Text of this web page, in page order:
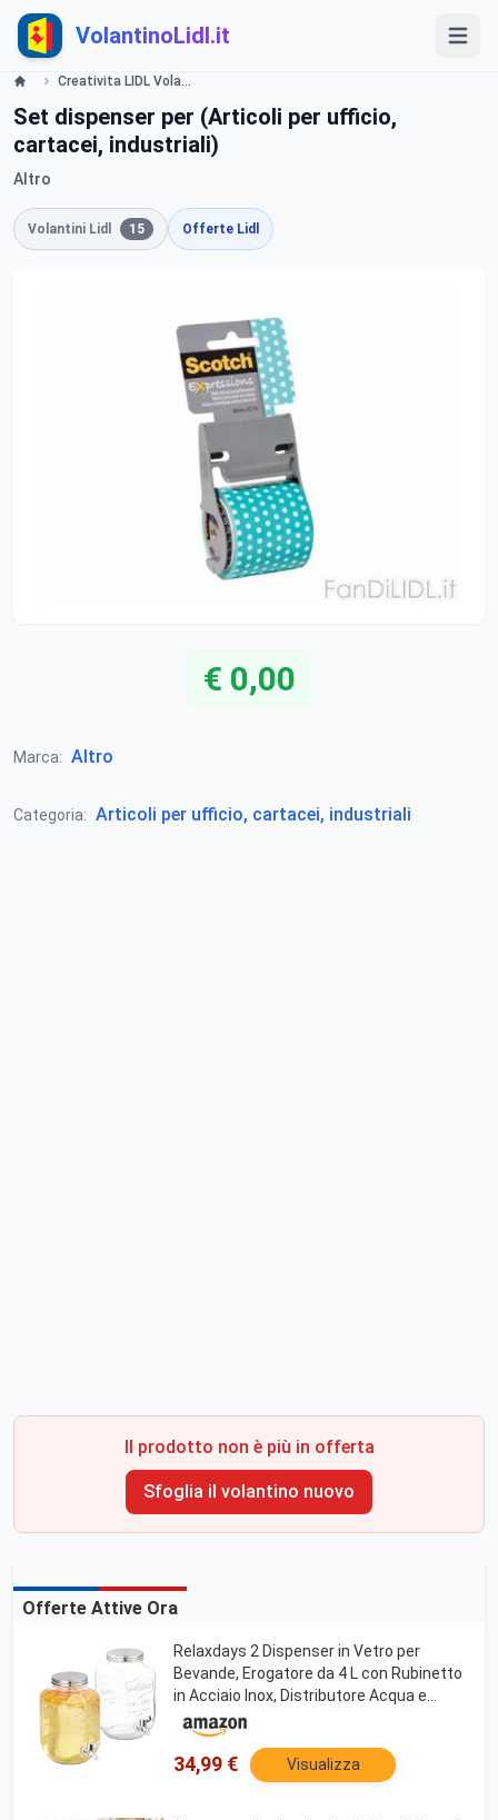
VolantinoLidl.it
Creativita LIDL Volantino Offerte e Promozioni - Offerte valide dal 23 luglio 2015 Lidl
Set dispenser per (Articoli per ufficio,
cartacei, industriali)
Altro
Volantini Lidl 15 Offerte Lidl
€ 0,00
Marca: Altro
Categoria: Articoli per ufficio, cartacei, industriali
Il prodotto non è più in offerta
Sfoglia il volantino nuovo
Offerte Attive Ora
Relaxdays 2 Dispenser in Vetro per
Bevande, Erogatore da 4 L con Rubinetto
in Acciaio Inox, Distributore Acqua e
Bibite
34,99 € Visualizza